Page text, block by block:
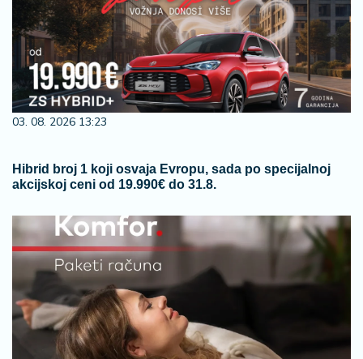
03. 08. 2026 13:23
Hibrid broj 1 koji osvaja Evropu, sada po specijalnoj
akcijskoj ceni od 19.990€ do 31.8.